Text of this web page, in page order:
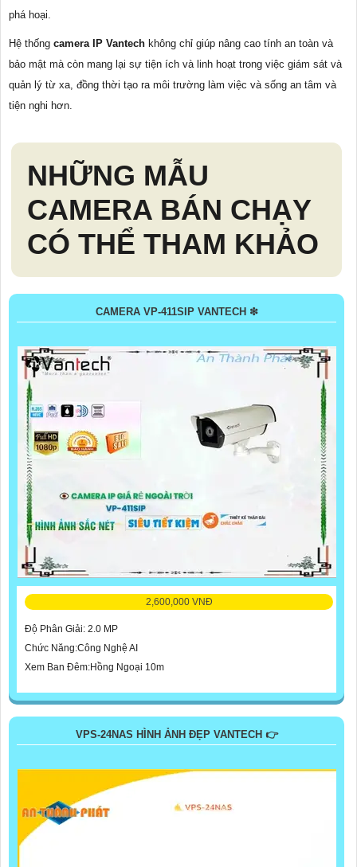
phá hoại.
Hệ thống camera IP Vantech không chỉ giúp nâng cao tính an toàn và
bảo mật mà còn mang lại sự tiện ích và linh hoạt trong việc giám sát và
quản lý từ xa, đồng thời tạo ra môi trường làm việc và sống an tâm và
tiện nghi hơn.
NHỮNG MẪU
CAMERA BÁN CHẠY
CÓ THỂ THAM KHẢO
CAMERA VP-411SIP VANTECH ❇
2,600,000 VNĐ
Độ Phân Giải: 2.0 MP
Chức Năng:Công Nghệ AI
Xem Ban Đêm:Hồng Ngoại 10m
VPS-24NAS HÌNH ẢNH ĐẸP VANTECH 👉